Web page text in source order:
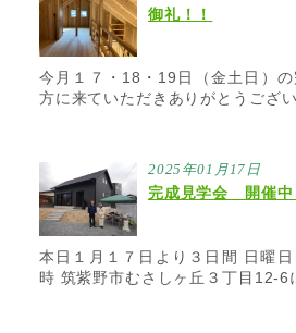
御礼！！
今月１７・18・19日（金土日）
方に来ていただきありがとうござ
2025年01月17日
完成見学会 開催中
本日１月１７日より３日間 日曜
時 筑紫野市むさしヶ丘３丁目12-6